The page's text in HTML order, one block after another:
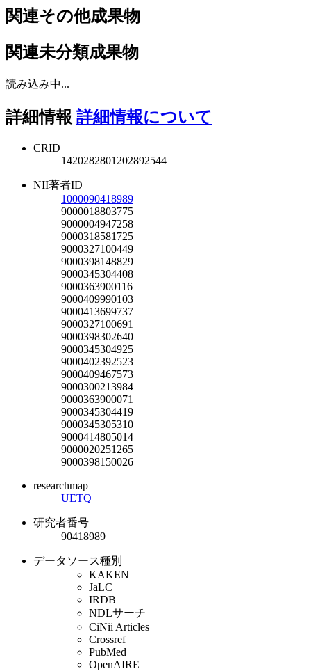
関連その他成果物
関連未分類成果物
読み込み中...
詳細情報 詳細情報について
CRID
1420282801202892544
NII著者ID
1000090418989
9000018803775
9000004947258
9000318581725
9000327100449
9000398148829
9000345304408
9000363900116
9000409990103
9000413699737
9000327100691
9000398302640
9000345304925
9000402392523
9000409467573
9000300213984
9000363900071
9000345304419
9000345305310
9000414805014
9000020251265
9000398150026
researchmap
UETQ
研究者番号
90418989
データソース種別
KAKEN
JaLC
IRDB
NDLサーチ
CiNii Articles
Crossref
PubMed
OpenAIRE